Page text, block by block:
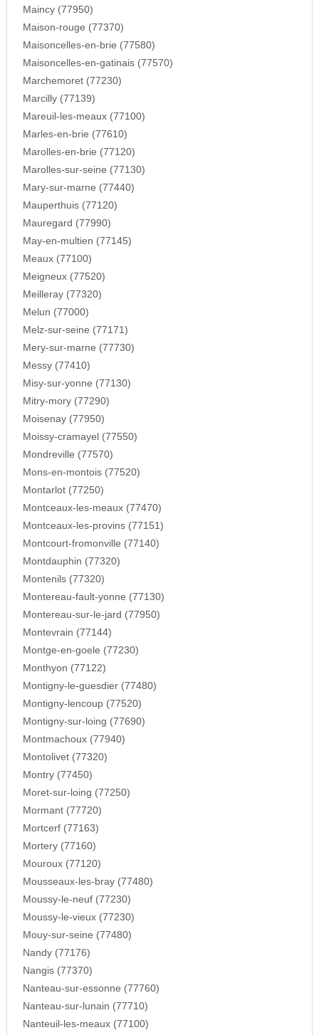
Maincy (77950)
Maison-rouge (77370)
Maisoncelles-en-brie (77580)
Maisoncelles-en-gatinais (77570)
Marchemoret (77230)
Marcilly (77139)
Mareuil-les-meaux (77100)
Marles-en-brie (77610)
Marolles-en-brie (77120)
Marolles-sur-seine (77130)
Mary-sur-marne (77440)
Mauperthuis (77120)
Mauregard (77990)
May-en-multien (77145)
Meaux (77100)
Meigneux (77520)
Meilleray (77320)
Melun (77000)
Melz-sur-seine (77171)
Mery-sur-marne (77730)
Messy (77410)
Misy-sur-yonne (77130)
Mitry-mory (77290)
Moisenay (77950)
Moissy-cramayel (77550)
Mondreville (77570)
Mons-en-montois (77520)
Montarlot (77250)
Montceaux-les-meaux (77470)
Montceaux-les-provins (77151)
Montcourt-fromonville (77140)
Montdauphin (77320)
Montenils (77320)
Montereau-fault-yonne (77130)
Montereau-sur-le-jard (77950)
Montevrain (77144)
Montge-en-goele (77230)
Monthyon (77122)
Montigny-le-guesdier (77480)
Montigny-lencoup (77520)
Montigny-sur-loing (77690)
Montmachoux (77940)
Montolivet (77320)
Montry (77450)
Moret-sur-loing (77250)
Mormant (77720)
Mortcerf (77163)
Mortery (77160)
Mouroux (77120)
Mousseaux-les-bray (77480)
Moussy-le-neuf (77230)
Moussy-le-vieux (77230)
Mouy-sur-seine (77480)
Nandy (77176)
Nangis (77370)
Nanteau-sur-essonne (77760)
Nanteau-sur-lunain (77710)
Nanteuil-les-meaux (77100)